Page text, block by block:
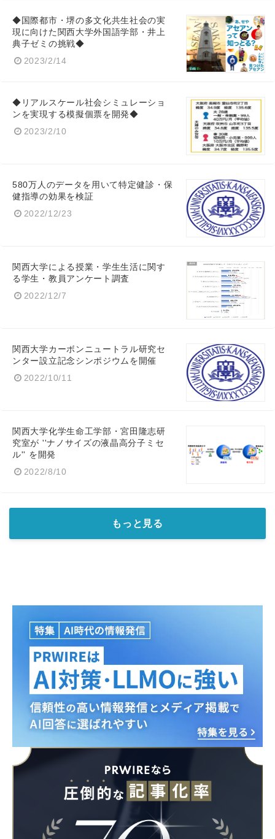
◆国際都市・堺の多文化共生社会の実
現に向けた関西大学外国語学部・井上
典子ゼミの挑戦◆
2023/2/14
◆リアルスケール社会シミュレーショ
ンを実現する模擬個票を開発◆
2023/2/10
580万人のデータを用いて特定健診・保
健指導の効果を検証
2022/12/23
関西大学による授業・学生生活に関す
る学生・教員アンケート調査
2022/12/7
関西大学カーボンニュートラル研究セ
ンター設立記念シンポジウムを開催
2022/10/11
関西大学化学生命工学部・宮田隆志研
究室が ''ナノサイズの液晶高分子ミセ
ル'' を開発
2022/8/10
もっと見る